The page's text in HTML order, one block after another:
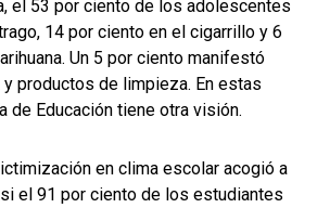
el 53 por ciento de los adolescentes
14 por ciento en el cigarrillo y 6
Un 5 por ciento manifestó
y productos de limpieza. En estas
de Educación tiene otra visión.
en clima escolar acogió a
el 91 por ciento de los estudiantes